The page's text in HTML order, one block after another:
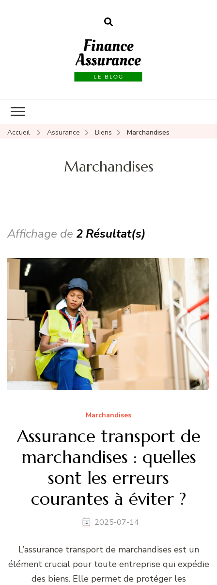
Accueil Assurance Biens Marchandises
Marchandises
Affichage de 2 Résultat(s)
Marchandises
Assurance transport de
marchandises : quelles
sont les erreurs
courantes à éviter ?
2025-07-14
L’assurance transport de marchandises est un
élément crucial pour toute entreprise qui expédie
des biens. Elle permet de protéger les